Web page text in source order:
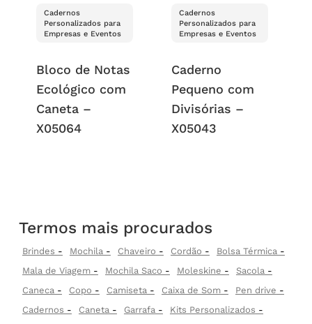
Cadernos
Personalizados para
Empresas e Eventos
Bloco de Notas
Ecológico com
Caneta –
X05064
Cadernos
Personalizados para
Empresas e Eventos
Caderno
Pequeno com
Divisórias –
X05043
Termos mais procurados
Brindes Mochila Chaveiro Cordão
Bolsa Térmica
Mala de Viagem
Mochila Saco Moleskine
Sacola
Caneca
Copo Camiseta Caixa de Som
Pen drive
Cadernos
Caneta Garrafa
Kits Personalizados